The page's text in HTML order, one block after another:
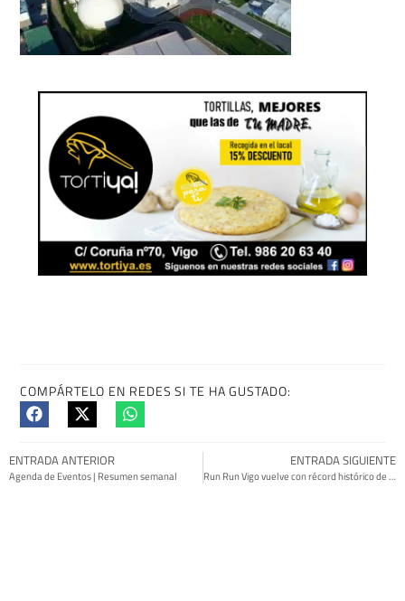
COMPÁRTELO EN REDES SI TE HA GUSTADO:
ENTRADA ANTERIOR
Agenda de Eventos | Resumen semanal
ENTRADA SIGUIENTE
Run Run Vigo vuelve con récord histórico de pruebas